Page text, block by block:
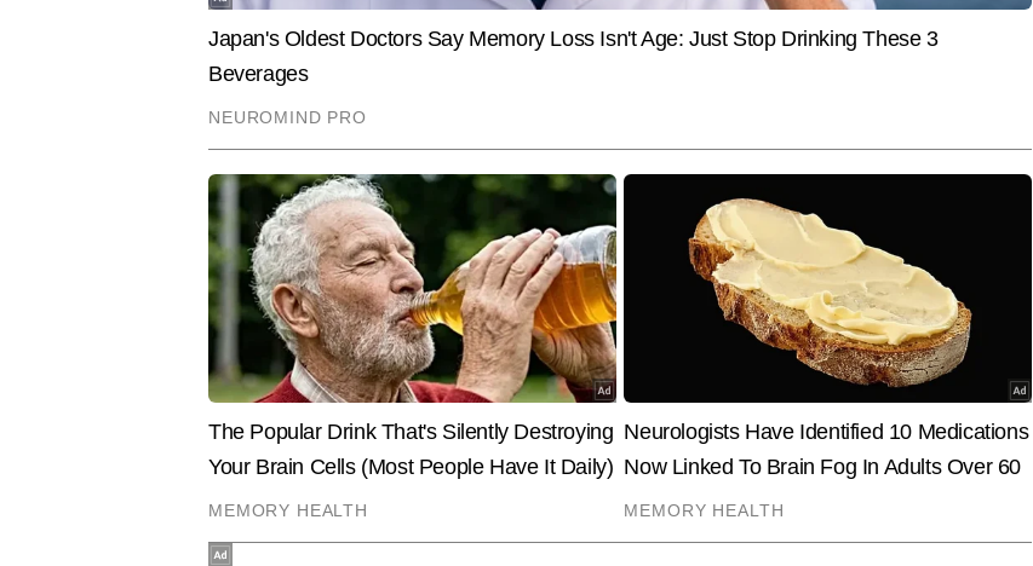
7 वर्षों के अनुभव के साथ रिचा, पर्सनल फाइनेंस, स्टॉक मार्केट, टैक्स प्लानिंग और अर्थव्यवस्था से जुड़े विषयों पर मजबूत पकड़
रखती हैं। अब तक 8,000 से अधिक कंटेंट लिख चुकी रिचा की विशेषता है—जटिल वित्तीय जानकारियों को सरल, स्पष्ट और
Hindi NewsBusiness
End of Article